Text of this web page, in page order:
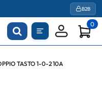
B2B
0
TASTO 1-0-2 10A